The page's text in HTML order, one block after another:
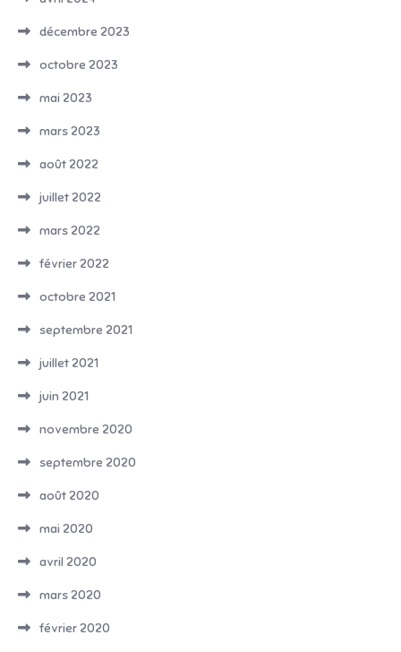
décembre 2023
octobre 2023
mai 2023
mars 2023
août 2022
juillet 2022
mars 2022
février 2022
octobre 2021
septembre 2021
juillet 2021
juin 2021
novembre 2020
septembre 2020
août 2020
mai 2020
avril 2020
mars 2020
février 2020